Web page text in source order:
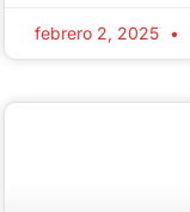
febrero 2, 2025